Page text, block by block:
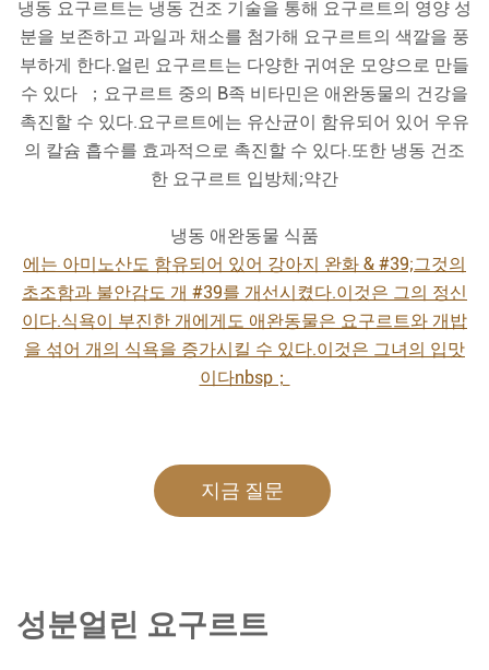
냉동 요구르트는 냉동 건조 기술을 통해 요구르트의 영양 성
분을 보존하고 과일과 채소를 첨가해 요구르트의 색깔을 풍
부하게 한다.얼린 요구르트는 다양한 귀여운 모양으로 만들
수 있다 ；요구르트 중의 B족 비타민은 애완동물의 건강을
촉진할 수 있다.요구르트에는 유산균이 함유되어 있어 우유
의 칼슘 흡수를 효과적으로 촉진할 수 있다.또한 냉동 건조
한 요구르트 입방체;약간
냉동 애완동물 식품
에는 아미노산도 함유되어 있어 강아지 완화 & #39;그것의
초조함과 불안감도 개 #39를 개선시켰다.이것은 그의 정신
이다.식욕이 부진한 개에게도 애완동물은 요구르트와 개밥
을 섞어 개의 식욕을 증가시킬 수 있다.이것은 그녀의 입맛
이다nbsp；
지금 질문
성분얼린 요구르트